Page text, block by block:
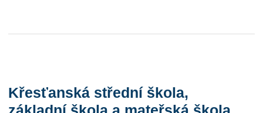
Křesťanská střední škola,